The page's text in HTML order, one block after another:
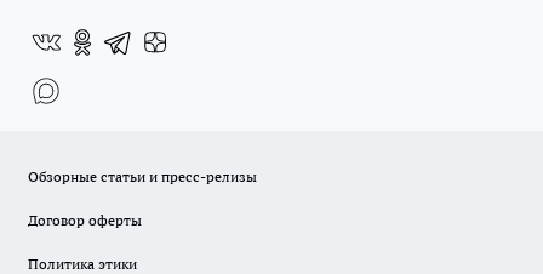
Обзорные статьи и пресс-релизы
Договор оферты
Политика этики